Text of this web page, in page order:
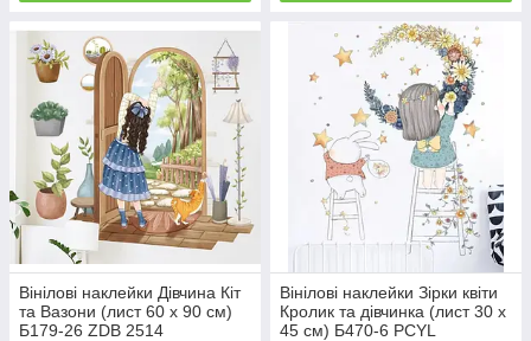
Вінілові наклейки Дівчина Кіт
та Вазони (лист 60 х 90 см)
Б179-26 ZDB 2514
Вінілові наклейки Зірки квіти
Кролик та дівчинка (лист 30 х
45 см) Б470-6 PCYL